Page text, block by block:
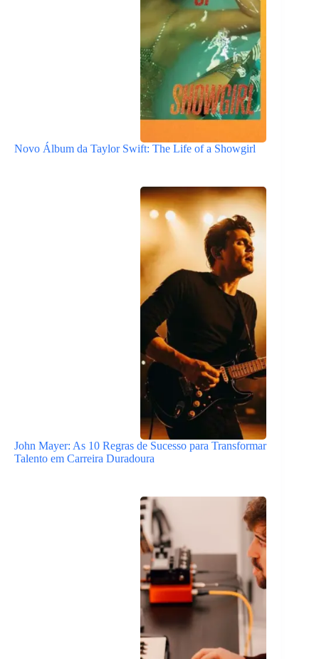
Novo Álbum da Taylor Swift: The Life of a Showgirl
John Mayer: As 10 Regras de Sucesso para Transformar
Talento em Carreira Duradoura